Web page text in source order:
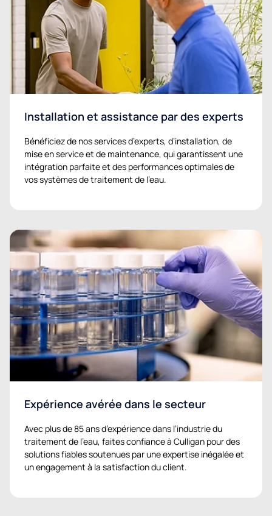
Installation et assistance par des experts
Bénéficiez de nos services d’experts, d’installation, de
mise en service et de maintenance, qui garantissent une
intégration parfaite et des performances optimales de
vos systèmes de traitement de l’eau.
Expérience avérée dans le secteur
Avec plus de 85 ans d’expérience dans l’industrie du
traitement de l’eau, faites confiance à Culligan pour des
solutions fiables soutenues par une expertise inégalée et
un engagement à la satisfaction du client.